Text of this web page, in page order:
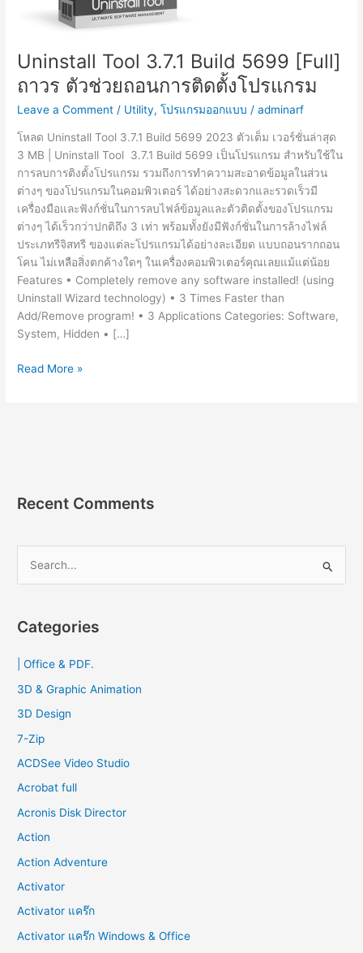
Uninstall Tool 3.7.1 Build 5699 [Full]
ถาวร ตัวช่วยถอนการติดตั้งโปรแกรม
Leave a Comment / Utility,โปรแกรมออกแบบ /adminarf
โหลด Uninstall Tool 3.7.1 Build 5699 2023 ตัวเต็ม เวอร์ชั่นล่าสุด
3 MB | Uninstall Tool 3.7.1 Build 5699 เป็นโปรแกรม สำหรับใช้ใน
การลบการติงตั้งโปรแกรม รวมถึงการทำความสะอาดข้อมูลในส่วน
ต่างๆ ของโปรแกรมในคอมพิวเตอร์ ได้อย่างสะดวกและรวดเร็วมี
เครื่องมือและฟังก์ชั่นในการลบไฟล์ข้อมูลและตัวติดตั้งของโปรแกรม
ต่างๆ ได้เร็วกว่าปกติถึง 3 เท่า พร้อมทั้งยังมีฟังก์ชั่นในการล้างไฟล์
ประเภทรีจิสทรี ของแต่ละโปรแกรมได้อย่างละเอียด แบบถอนรากถอน
โคน ไม่เหลือสิ่งตกค้างใดๆ ในเครื่องคอมพิวเตอร์คุณเลยแม้แต่น้อย
Features • Completely remove any software installed! (using
Uninstall Wizard technology) • 3 Times Faster than
Add/Remove program! • 3 Applications Categories: Software,
System, Hidden • […]
Uninstall
ช่วย
การ
ติด
ตั้ง
Read More »
Recent Comments
r
f
o
Categories
| Office & PDF.
3D & Graphic Animation
3D Design
7-Zip
ACDSee Video Studio
Acrobat full
Acronis Disk Director
Action
Action Adventure
Activator
Activator แคร๊ก
Activator แคร๊ก Windows & Office